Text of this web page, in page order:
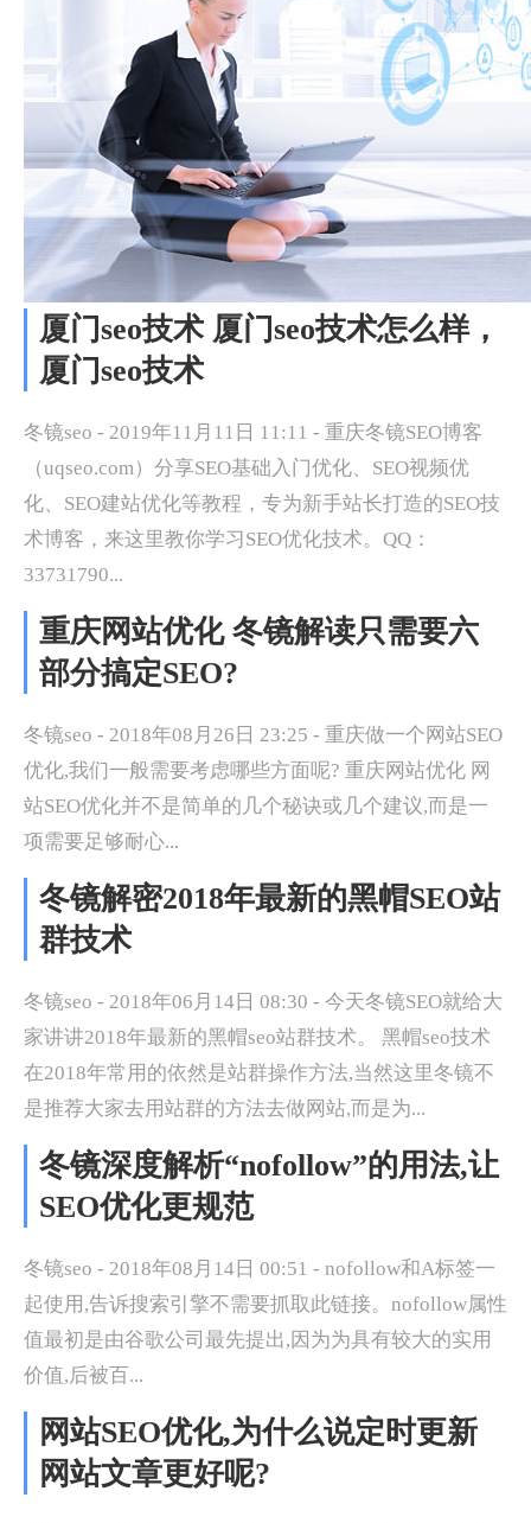
厦门seo技术 厦门seo技术怎么样，
厦门seo技术
冬镜seo - 2019年11月11日 11:11 - 重庆冬镜SEO博客
（uqseo.com）分享SEO基础入门优化、SEO视频优
化、SEO建站优化等教程，专为新手站长打造的SEO技
术博客，来这里教你学习SEO优化技术。QQ：
33731790...
重庆网站优化 冬镜解读只需要六
部分搞定SEO?
冬镜seo - 2018年08月26日 23:25 - 重庆做一个网站SEO
优化,我们一般需要考虑哪些方面呢? 重庆网站优化 网
站SEO优化并不是简单的几个秘诀或几个建议,而是一
项需要足够耐心...
冬镜解密2018年最新的黑帽SEO站
群技术
冬镜seo - 2018年06月14日 08:30 - 今天冬镜SEO就给大
家讲讲2018年最新的黑帽seo站群技术。 黑帽seo技术
在2018年常用的依然是站群操作方法,当然这里冬镜不
是推荐大家去用站群的方法去做网站,而是为...
冬镜深度解析“nofollow”的用法,让
SEO优化更规范
冬镜seo - 2018年08月14日 00:51 - nofollow和A标签一
起使用,告诉搜索引擎不需要抓取此链接。nofollow属性
值最初是由谷歌公司最先提出,因为为具有较大的实用
价值,后被百...
网站SEO优化,为什么说定时更新
网站文章更好呢?